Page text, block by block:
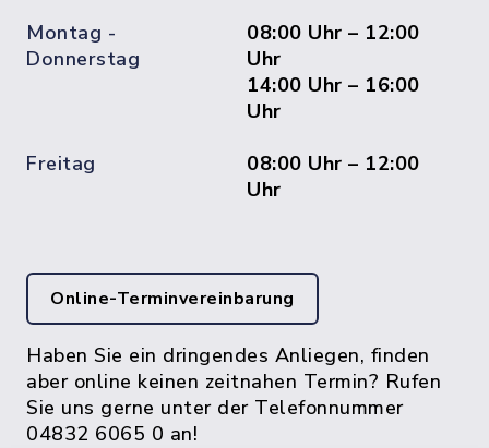
Montag -
Donnerstag
08:00 Uhr – 12:00
Uhr
14:00 Uhr – 16:00
Uhr
Freitag
08:00 Uhr – 12:00
Uhr
Online-Terminvereinbarung
Haben Sie ein dringendes Anliegen, finden
aber online keinen zeitnahen Termin? Rufen
Sie uns gerne unter der Telefonnummer
04832 6065 0 an!